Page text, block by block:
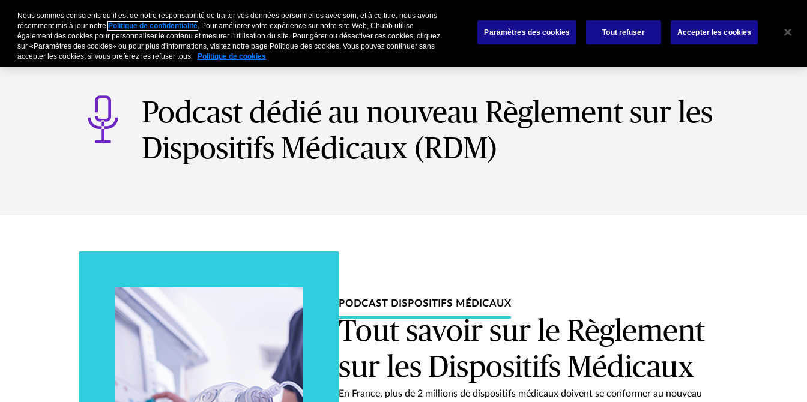
EntreprisesParticuliersAffinitaire Renoncer / Résilier votre contratBibliothèqueÀ propos de nousContactez-nous
Podcast dédié au nouveau Règlement sur les
Dispositifs Médicaux (RDM)
PODCAST DISPOSITIFS MÉDICAUX
Tout savoir sur le Règlement
sur les Dispositifs Médicaux
En France, plus de 2 millions de dispositifs médicaux doivent se conformer au nouveau
Nous sommes conscients qu’il est de notre responsabilité de traiter vos données personnelles avec soin, et à ce titre, nous avons
récemment mis à jour notre Politique de confidentialité. Pour améliorer votre expérience sur notre site Web, Chubb utilise
également des cookies pour personnaliser le contenu et mesurer l'utilisation du site. Pour gérer ou désactiver ces cookies, cliquez
sur «Paramètres des cookies» ou pour plus d'informations, visitez notre page Politique des cookies. Vous pouvez continuer sans
accepter les cookies, si vous préférez les refuser tous.
Politique de cookies
Paramètres des cookies Tout refuser Accepter les cookies